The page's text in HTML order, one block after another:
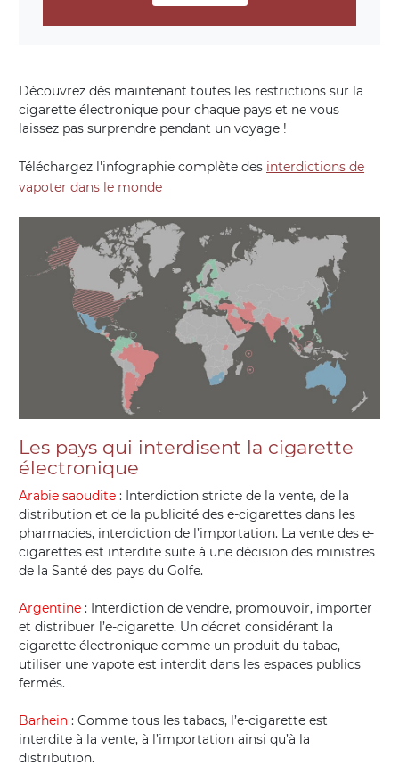
Découvrez dès maintenant toutes les restrictions sur la
cigarette électronique pour chaque pays et ne vous
laissez pas surprendre pendant un voyage !
Téléchargez l'infographie complète des interdictions de
vapoter dans le monde
Les pays qui interdisent la cigarette
électronique
Arabie saoudite : Interdiction stricte de la vente, de la
distribution et de la publicité des e-cigarettes dans les
pharmacies, interdiction de l’importation. La vente des e-
cigarettes est interdite suite à une décision des ministres
de la Santé des pays du Golfe.
Argentine : Interdiction de vendre, promouvoir, importer
et distribuer l’e-cigarette. Un décret considérant la
cigarette électronique comme un produit du tabac,
utiliser une vapote est interdit dans les espaces publics
fermés.
Barhein : Comme tous les tabacs, l’e-cigarette est
interdite à la vente, à l’importation ainsi qu’à la
distribution.